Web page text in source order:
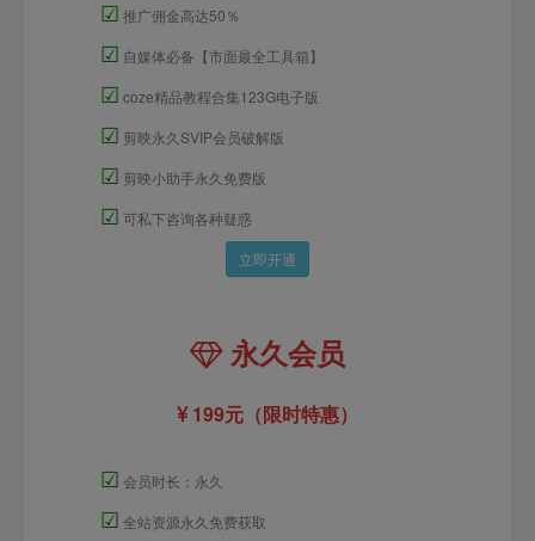
☑ 推广佣金高达50％
☑ 自媒体必备【市面最全工具箱】
☑ coze精品教程合集123G电子版
☑ 剪映永久SVIP会员破解版
☑ 剪映小助手永久免费版
☑ 可私下咨询各种疑惑
立即开通
永久会员
199元（限时特惠）
☑ 会员时长：永久
☑ 全站资源永久免费获取